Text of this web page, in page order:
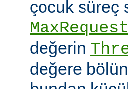
çocuk süreç
değerin
değere